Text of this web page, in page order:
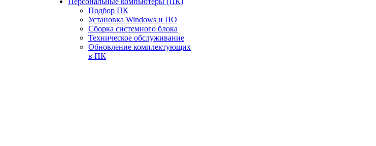
Подбор ПК
Установка Windows и ПО
Сборка системного блока
Техническое обслуживание
Обновление комплектующих
в ПК